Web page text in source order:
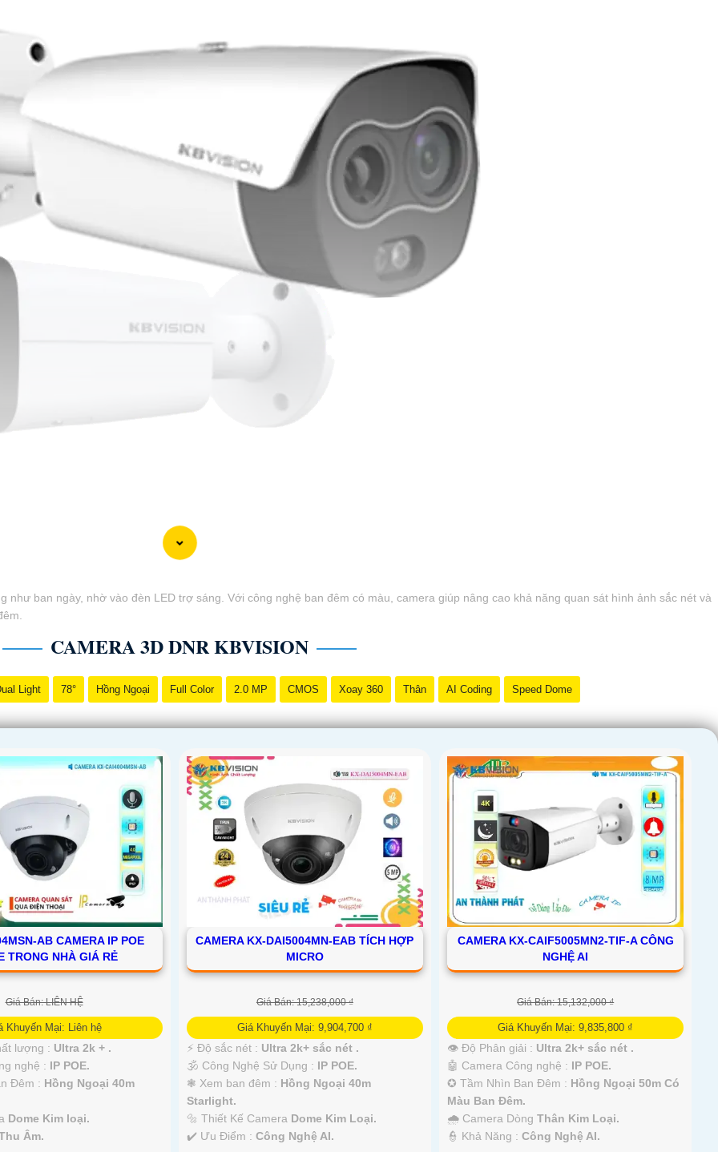
ban ngày, nhờ vào đèn LED trợ sáng. Với công nghệ ban đêm có màu, camera giúp nâng cao khả năng quan sát hình ảnh sắc nét và
CAMERA 3D DNR KBVISION
Light 78° Hồng Ngoại Full Color 2.0 MP CMOS Xoay 360 Thân AI Coding Speed Dome
AB CAMERA IP POE
TRONG NHÀ GIÁ RẺ
Giá Bán: LIÊN HỆ
Khuyến Mại: Liên hệ
lượng : Ultra 2k + .
nghệ : IP POE.
Đêm : Hồng Ngoại 40m
Dome Kim loại.
Âm.
CAMERA KX-DAI5004MN-EAB TÍCH HỢP
MICRO
Giá Bán: 15,238,000 ₫
Giá Khuyến Mại: 9,904,700 ₫
️⚡ Độ sắc nét : Ultra 2k+ sắc nét .
🕉️ Công Nghệ Sử Dụng : IP POE.
❃ Xem ban đêm : Hồng Ngoại 40m
Starlight.
🔩 Thiết Kế Camera Dome Kim Loại.
️✔️ Ưu Điểm : Công Nghệ AI.
CAMERA KX-CAIF5005MN2-TIF-A CÔNG
NGHỆ AI
Giá Bán: 15,132,000 ₫
Giá Khuyến Mại: 9,835,800 ₫
👁 Độ Phân giải : Ultra 2k+ sắc nét .
🤖️ Camera Công nghệ : IP POE.
✪ Tầm Nhìn Ban Đêm : Hồng Ngoại 50m Có
Màu Ban Đêm.
🌧️ Camera DòngThân Kim Loại.
️👮 Khả Năng :Công Nghệ AI.